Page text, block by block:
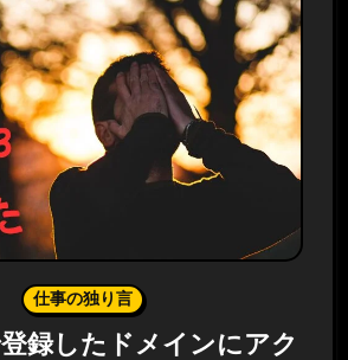
仕事の独り言
録したドメインにアク